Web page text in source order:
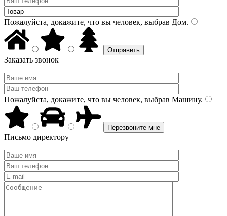
Пожалуйста, докажите, что вы человек, выбрав Дом.
Заказать звонок
Пожалуйста, докажите, что вы человек, выбрав Машину.
Письмо директору